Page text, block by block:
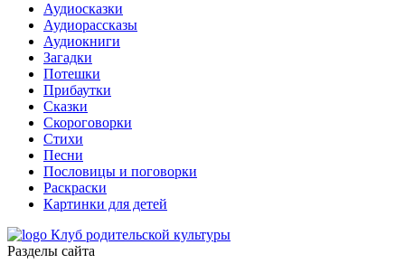
Аудиосказки
Аудиорассказы
Аудиокниги
Загадки
Потешки
Прибаутки
Сказки
Скороговорки
Стихи
Песни
Пословицы и поговорки
Раскраски
Картинки для детей
Клуб родительской культуры
Разделы сайта